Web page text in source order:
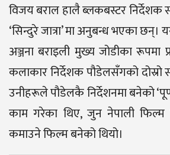
विजय बराल हालै ब्लकबस्टर निर्देशक
‘सिन्दुरे जात्रा’ मा अनुबन्ध भएका
अञ्जना बराइली मुख्य जोडीका रूपमा
कलाकार निर्देशक पौडेलसँगको
उनीहरूले पौडेलकै निर्देशनमा बनेको
काम गरेका थिए, जुन नेपाली फिल्म
कमाउने फिल्म बनेको थियो।